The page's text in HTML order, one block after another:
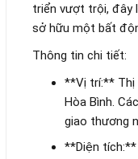
triển vượt trội, đây
sở hữu một bất
Thông tin chi tiết:
**Vị trí:** Thị
Hòa Bình.
giao thương
**Diện tích:**